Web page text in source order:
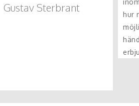
Gustav Sterbrant
hur